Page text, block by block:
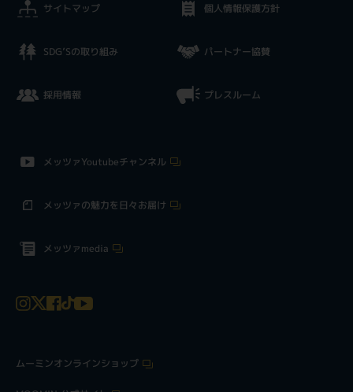
サイトマップ
SDG’Sの取り組み
採用情報
個人情報保護方針
パートナー協賛
プレスルーム
メッツァYoutubeチャンネル
メッツァの魅力を日々お届け
メッツァmedia
ムーミンオンラインショップ